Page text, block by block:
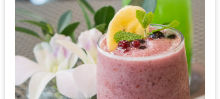
กระทะ
&
ทะเล
เผา
เชียงใหม่
งบ